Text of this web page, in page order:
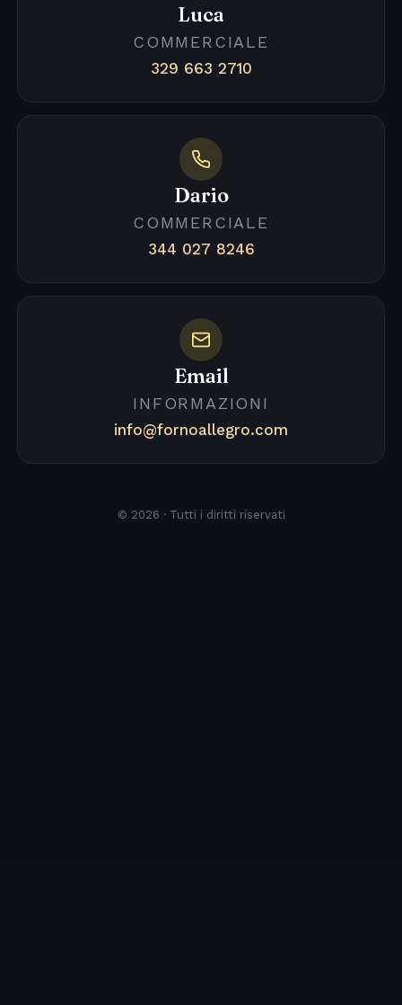
Luca
COMMERCIALE
329 663 2710
Dario
COMMERCIALE
344 027 8246
Email
INFORMAZIONI
info@fornoallegro.com
© 2026 · Tutti i diritti riservati